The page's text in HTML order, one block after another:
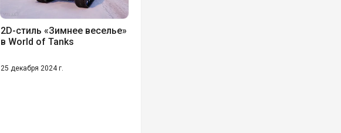
2D-стиль «Зимнее веселье»
в World of Tanks
25 декабря 2024 г.